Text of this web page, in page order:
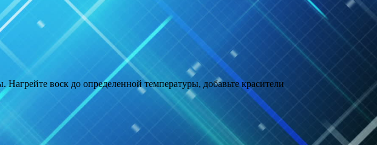
воск до определенной температуры, добавьте красители